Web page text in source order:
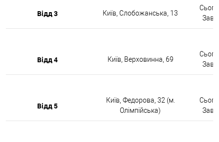
Відд 3 Київ, Слобожанська, 13
Відд 4 Київ, Верховинна, 69
Відд 5
Київ, Федорова, 32 (м.
Олімпійська)